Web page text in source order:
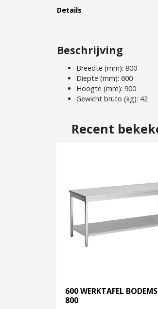
Details
Beschrijving
Breedte (mm): 800
Diepte (mm): 600
Hoogte (mm): 900
Gewicht bruto (kg): 42
Recent
600 WERKTAFEL
800